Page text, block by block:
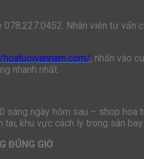
Nhân viên tư
, nhấn vào
nhanh nhất.
ngày hôm sau – shop
khu vực cách ly trong sân
ĐÚNG GIỜ